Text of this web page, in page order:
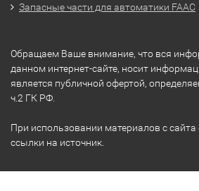
Запасные части для автоматики FAAC
Обращаем Ваше внимание, что вся
данном интернет-сайте, носит
является публичной офертой,
ч.2 ГК РФ.
При использовании материалов с
ссылки на источник.